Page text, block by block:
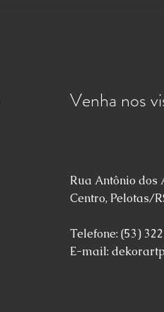
Venha nos
Rua Antônio dos
Centro, Pelotas/
Telefone: (53)
E-mail: